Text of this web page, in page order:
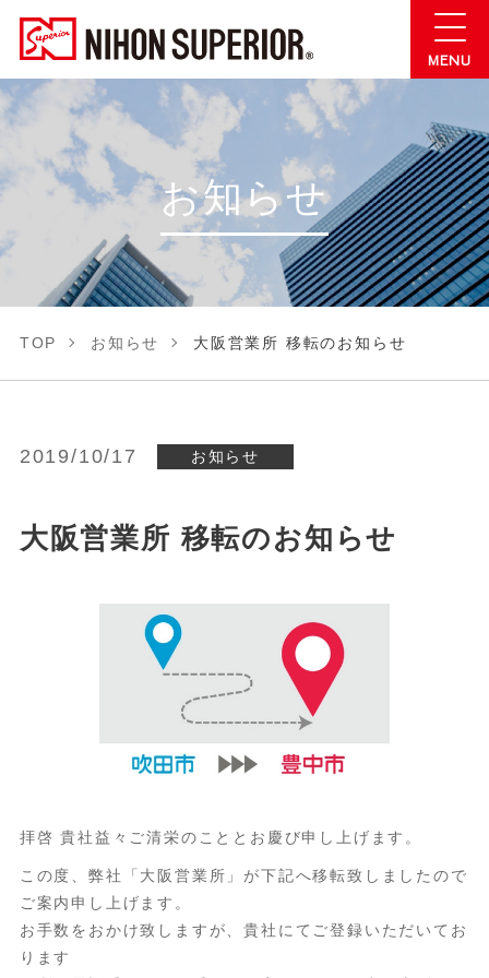
お知らせ
TOP お知らせ 大阪営業所 移転のお知らせ
2019/10/17 お知らせ
大阪営業所 移転のお知らせ
拝啓 貴社益々ご清栄のこととお慶び申し上げます。
この度、弊社「大阪営業所」が下記へ移転致しましたので
ご案内申し上げます。
お手数をおかけ致しますが、貴社にてご登録いただいてお
ります